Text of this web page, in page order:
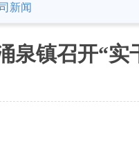
新闻
泉镇召开“实